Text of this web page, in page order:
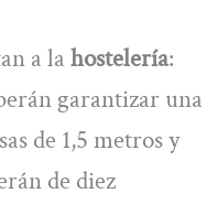
a la hostelería:
garantizar una
de 1,5 metros y
de diez